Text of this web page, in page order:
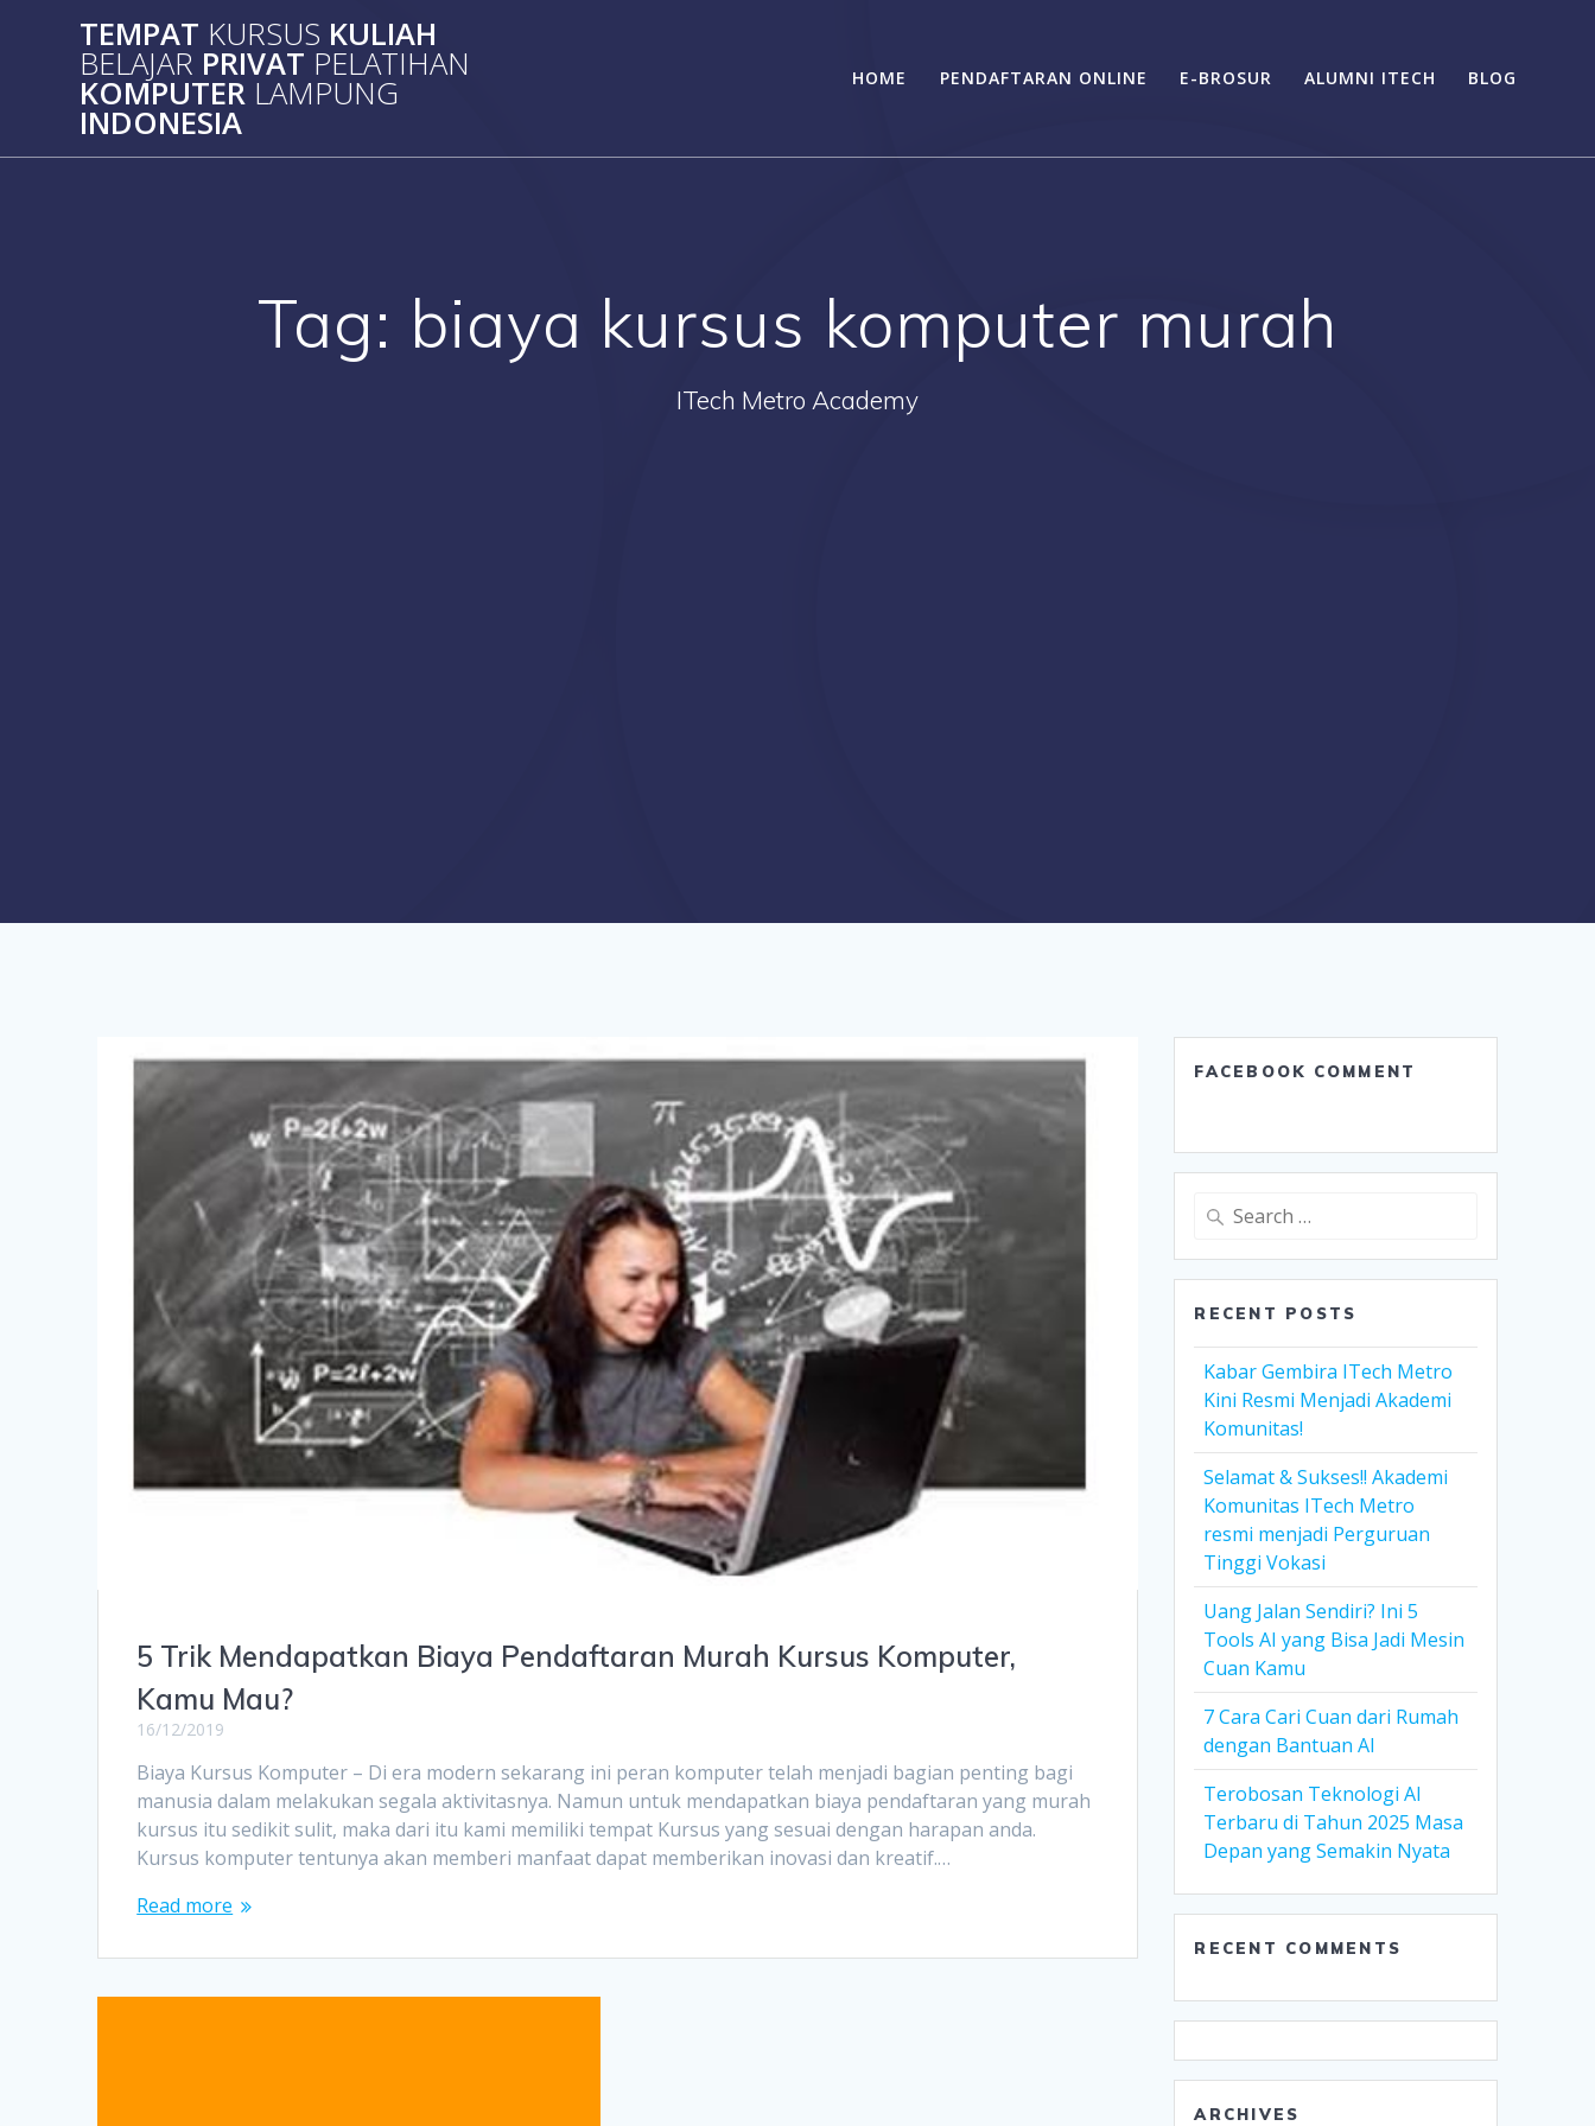
TEMPAT KURSUS KULIAH
BELAJAR PRIVAT PELATIHAN
KOMPUTER LAMPUNG
INDONESIA
HOME PENDAFTARAN ONLINE E-BROSUR ALUMNI ITECH BLOG
Tag: biaya kursus komputer murah
ITech Metro Academy
5 Trik Mendapatkan Biaya Pendaftaran Murah Kursus Komputer,
Kamu Mau?
16/12/2019
Biaya Kursus Komputer – Di era modern sekarang ini peran komputer telah menjadi bagian penting bagi
manusia dalam melakukan segala aktivitasnya. Namun untuk mendapatkan biaya pendaftaran yang murah
kursus itu sedikit sulit, maka dari itu kami memiliki tempat Kursus yang sesuai dengan harapan anda.
Kursus komputer tentunya akan memberi manfaat dapat memberikan inovasi dan kreatif.…
Read more
FACEBOOK COMMENT
Search
RECENT POSTS
Kabar Gembira ITech Metro
Kini Resmi Menjadi Akademi
Komunitas!
Selamat & Sukses!! Akademi
Komunitas ITech Metro
resmi menjadi Perguruan
Tinggi Vokasi
Uang Jalan Sendiri? Ini 5
Tools AI yang Bisa Jadi Mesin
Cuan Kamu
7 Cara Cari Cuan dari Rumah
dengan Bantuan AI
Terobosan Teknologi AI
Terbaru di Tahun 2025 Masa
Depan yang Semakin Nyata
RECENT COMMENTS
ARCHIVES